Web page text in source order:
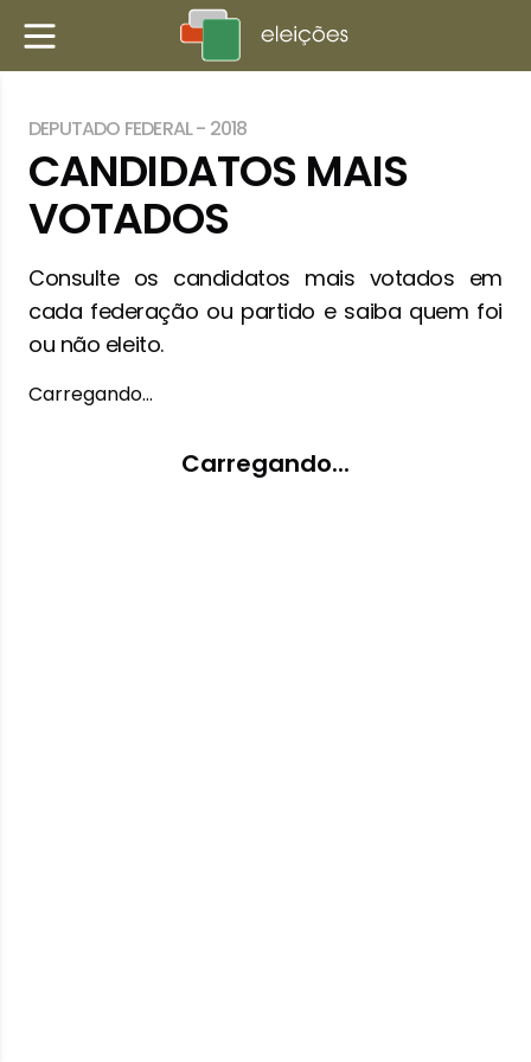
DEPUTADO FEDERAL- 2018
CANDIDATOS MAIS
VOTADOS
Consulte os candidatos mais votados em
cada federação ou partido e saiba quem foi
ou não eleito.
Carregando…
Carregando...